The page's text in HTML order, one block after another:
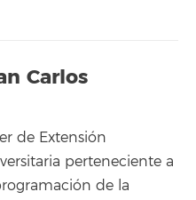
Carlos
de Extensión
perteneciente a
de la